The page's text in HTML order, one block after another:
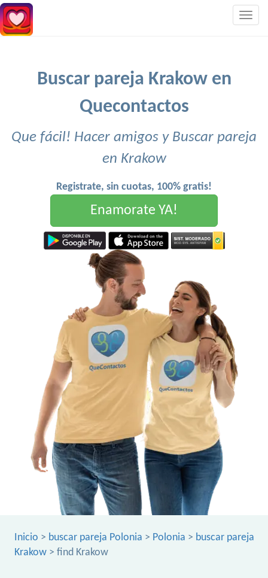
Buscar pareja Krakow en
Quecontactos
Que fácil! Hacer amigos y Buscar pareja
en Krakow
Registrate, sin cuotas, 100% gratis!
Enamorate YA!
Inicio > buscar pareja Polonia > Polonia > buscar pareja
Krakow > find Krakow